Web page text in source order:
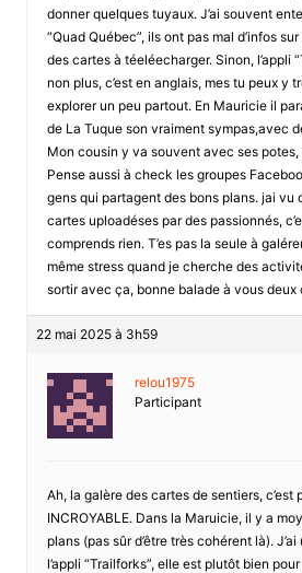
donner quelques tuyaux. J’ai souvent
“Quad Québec”, ils ont pas mal d’infos
des cartes à téeléecharger. Sinon, l’appli
non plus, c’est en anglais, mes tu peux y
explorer un peu partout. En Mauricie il
de La Tuque son vraiment sympas,avec
Mon cousin y va souvent avec ses
Pense aussi à check les groupes
gens qui partagent des bons plans. jai vu
cartes uploadéses par des passionnés,
comprends rien. T’es pas la seule à
même stress quand je cherche des
sortir avec ça, bonne balade à vous deux
22 mai 2025 à 3h59
relou1975
Participant
Ah, la galère des cartes de sentiers, c’est
INCROYABLE. Dans la Maruicie, il y a
plans (pas sûr d’être très cohérent là).
l’appli “Trailforks”, elle est plutôt bien